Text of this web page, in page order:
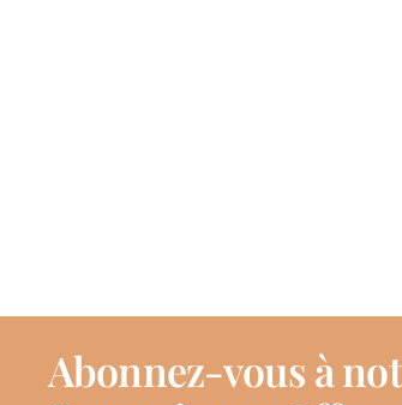
Abonnez-vous à